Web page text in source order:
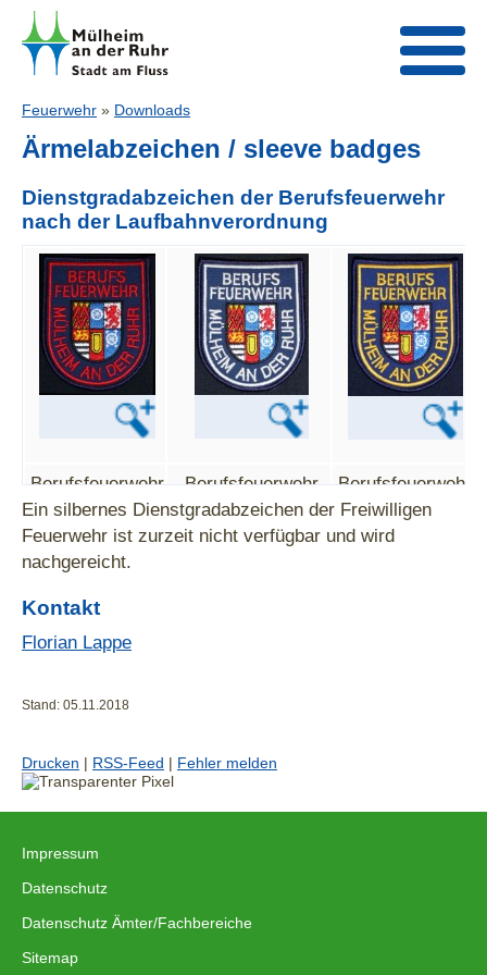
Feuerwehr » Downloads
Ärmelabzeichen / sleeve badges
Dienstgradabzeichen der Berufsfeuerwehr
nach der Laufbahnverordnung
Berufsfeuerwehr
mittlerer Dienst
Berufsfeuerwehr
gehobener
Dienst
Berufsfeuerwehr
höherer Dienst
Ein silbernes Dienstgradabzeichen der Freiwilligen
Feuerwehr ist zurzeit nicht verfügbar und wird
nachgereicht.
Kontakt
Florian Lappe
Stand: 05.11.2018
Drucken | RSS-Feed | Fehler melden
Impressum
Datenschutz
Datenschutz Ämter/Fachbereiche
Sitemap